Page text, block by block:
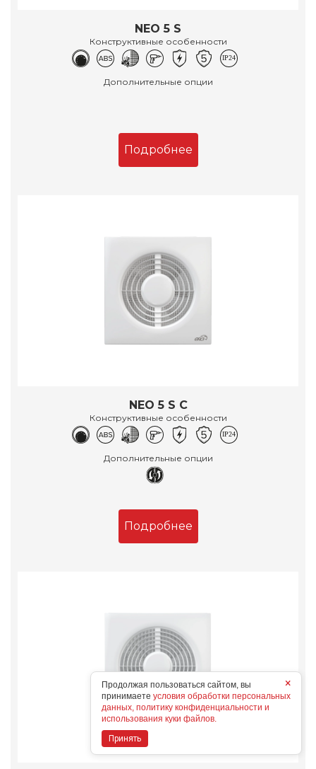
NEO 5 S
Конструктивные особенности
Дополнительные опции
Подробнее
NEO 5 S C
Конструктивные особенности
Дополнительные опции
Подробнее
×
Продолжая пользоваться сайтом, вы
принимаете условия обработки персональных
данных, политику конфиденциальности и
использования куки файлов.
Принять